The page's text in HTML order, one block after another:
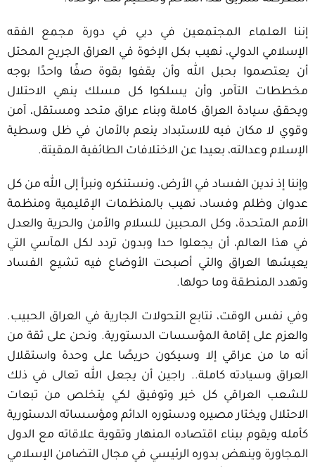
إننا العلماء المجتمعين في دبي في دورة مجمع الفقه
الإسلامي الدولي، نهيب بكل الإخوة في العراق الجريح المحتل
أن يعتصموا بحبل الله وأن يقفوا بقوة صفًا واحدًا بوجه
مخططات التآمر، وأن يسلكوا كل مسلك ينهي الاحتلال
ويحقق سيادة العراق كاملة وبناء عراق متحد ومستقل، آمن
وقوي لا مكان فيه للاستبداد ينعم بالأمان في ظل وسطية
الإسلام وعدالته، بعيدا عن الاختلافات الطائفية المقيتة.
وإننا إذ ندين الفساد في الأرض، ونستنكره ونبرأ إلى الله من كل
عدوان وظلم وفساد، نهيب بالمنظمات الإقليمية ومنظمة
الأمم المتحدة، وكل المحبين للسلام والأمن والحرية والعدل
في هذا العالم، أن يجعلوا حدا وبدون تردد لكل المآسي التي
يعيشها العراق والتي أصبحت الأوضاع فيه تشيع الفساد
وتهدد المنطقة وما حولها.
وفي نفس الوقت، نتابع التحولات الجارية في العراق الحبيب.
والعزم على إقامة المؤسسات الدستورية. ونحن على ثقة من
أنه ما من عراقي إلا وسيكون حريصًا على وحدة واستقلال
العراق وسيادته كاملة.. راجين أن يجعل الله تعالى في ذلك
للشعب العراقي كل خير وتوفيق لكي يتخلص من تبعات
الاحتلال ويختار مصيره ودستوره الدائم ومؤسساته الدستورية
كأمله ويقوم ببناء اقتصاده المنهار وتقوية علاقاته مع الدول
المجاورة وينهض بدوره الرئيسي في مجال التضامن الإسلامي